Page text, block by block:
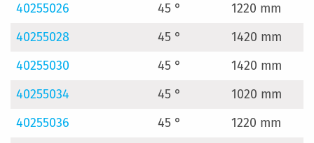
40255026
45 °
1220 mm
40255028
45 °
1420 mm
40255030
45 °
1420 mm
40255034
45 °
1020 mm
40255036
45 °
1220 mm